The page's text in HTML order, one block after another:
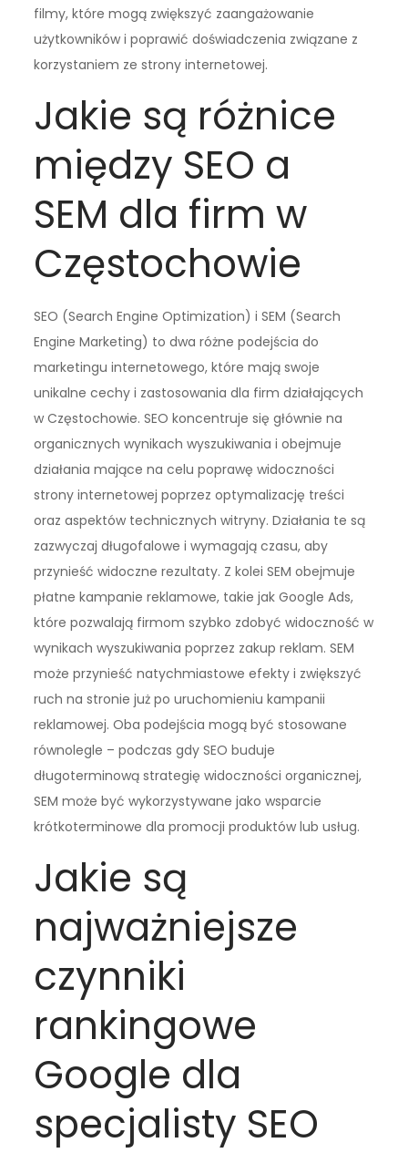
filmy, które mogą zwiększyć zaangażowanie
użytkowników i poprawić doświadczenia związane z
korzystaniem ze strony internetowej.
Jakie są różnice
między SEO a
SEM dla firm w
Częstochowie
SEO (Search Engine Optimization) i SEM (Search
Engine Marketing) to dwa różne podejścia do
marketingu internetowego, które mają swoje
unikalne cechy i zastosowania dla firm działających
w Częstochowie. SEO koncentruje się głównie na
organicznych wynikach wyszukiwania i obejmuje
działania mające na celu poprawę widoczności
strony internetowej poprzez optymalizację treści
oraz aspektów technicznych witryny. Działania te są
zazwyczaj długofalowe i wymagają czasu, aby
przynieść widoczne rezultaty. Z kolei SEM obejmuje
płatne kampanie reklamowe, takie jak Google Ads,
które pozwalają firmom szybko zdobyć widoczność w
wynikach wyszukiwania poprzez zakup reklam. SEM
może przynieść natychmiastowe efekty i zwiększyć
ruch na stronie już po uruchomieniu kampanii
reklamowej. Oba podejścia mogą być stosowane
równolegle – podczas gdy SEO buduje
długoterminową strategię widoczności organicznej,
SEM może być wykorzystywane jako wsparcie
krótkoterminowe dla promocji produktów lub usług.
Jakie są
najważniejsze
czynniki
rankingowe
Google dla
specjalisty SEO